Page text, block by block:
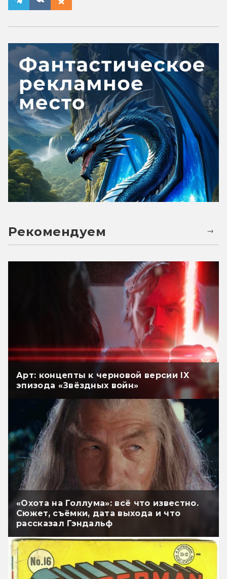
Рекомендуем
Арт: концепты к черновой версии IX
эпизода «Звёздных войн»
«Охота на Голлума»: всё что известно.
Сюжет, съёмки, дата выхода и что
рассказал Гэндальф